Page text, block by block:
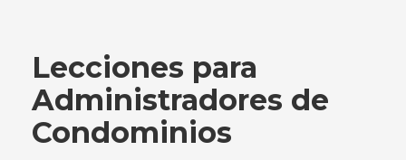
Lecciones para
Administradores de
Condominios